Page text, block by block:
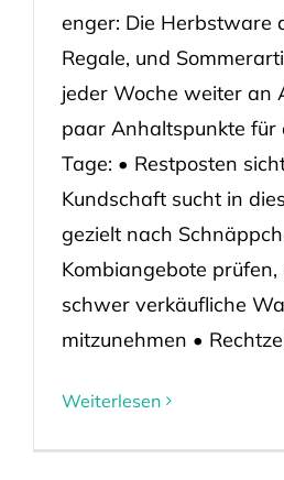
enger: Die Herbstware
Regale, und
jeder Woche weiter an
paar Anhaltspunkte für
Tage: • Restposten
Kundschaft sucht in
gezielt nach
Kombiangebote prüfen,
schwer verkäufliche
mitzunehmen •
Weiterlesen